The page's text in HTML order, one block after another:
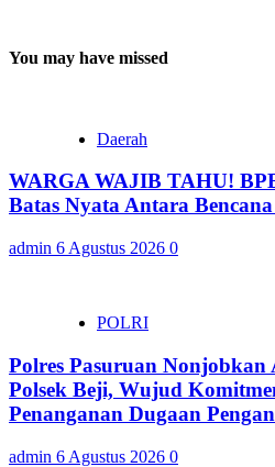
You may have missed
Daerah
WARGA WAJIB TAHU!
Batas Nyata Antara
admin 6 Agustus 2026 0
POLRI
Polres Pasuruan Nonjobkan
Polsek Beji, Wujud
Penanganan Dugaan
admin 6 Agustus 2026 0